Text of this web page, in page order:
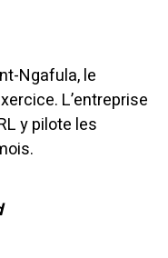
Ngafula, le
L’entreprise
y pilote les